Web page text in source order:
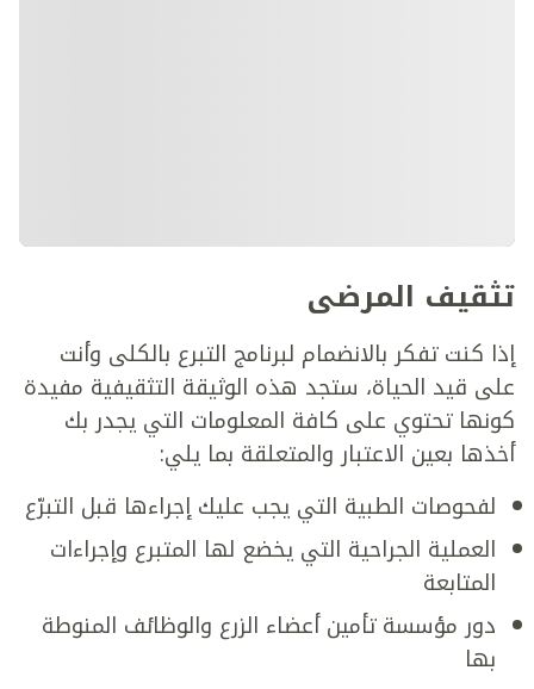
تثقيف المرضى
إذا كنت تفكر بالانضمام لبرنامج التبرع بالكلى وأنت
على قيد الحياة، ستجد هذه الوثيقة التثقيفية مفيدة
كونها تحتوي على كافة المعلومات التي يجدر بك
أخذها بعين الاعتبار والمتعلقة بما يلي:
لفحوصات الطبية التي يجب عليك إجراءها قبل التبرّع
العملية الجراحية التي يخضع لها المتبرع وإجراءات
المتابعة
دور مؤسسة تأمين أعضاء الزرع والوظائف المنوطة
بها